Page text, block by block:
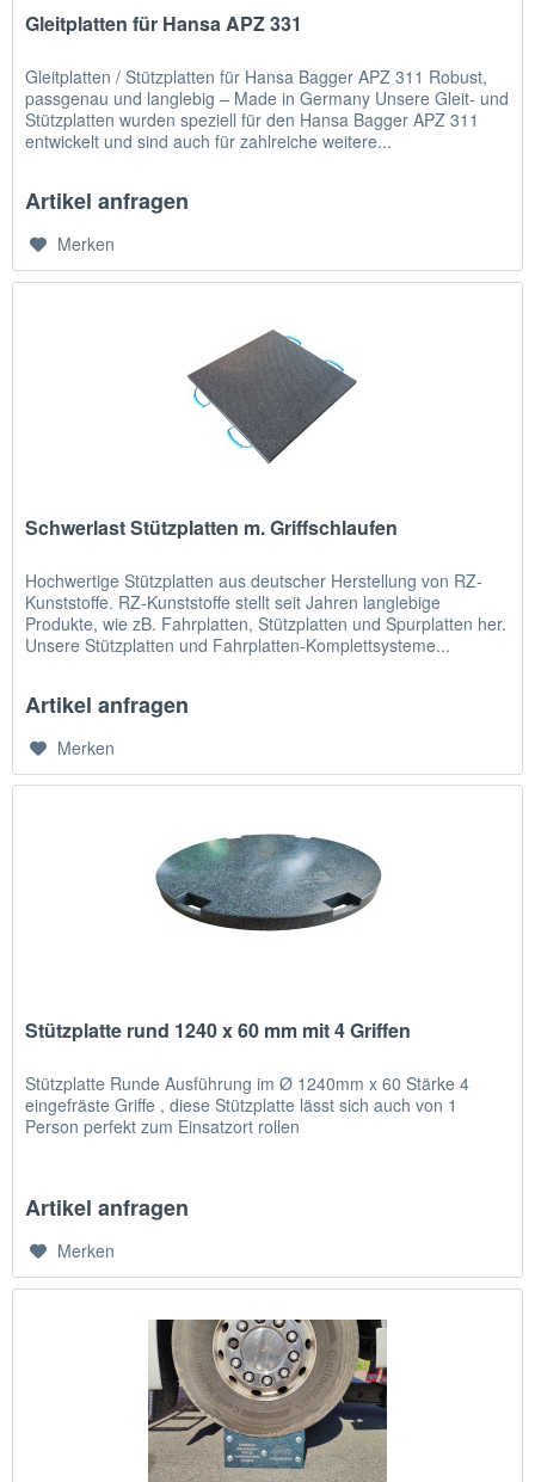
Gleitplatten für Hansa APZ 331
Gleitplatten / Stützplatten für Hansa Bagger APZ 311 Robust,
passgenau und langlebig – Made in Germany Unsere Gleit- und
Stützplatten wurden speziell für den Hansa Bagger APZ 311
entwickelt und sind auch für zahlreiche weitere...
Artikel anfragen
Merken
Schwerlast Stützplatten m. Griffschlaufen
Hochwertige Stützplatten aus deutscher Herstellung von RZ-
Kunststoffe. RZ-Kunststoffe stellt seit Jahren langlebige
Produkte, wie zB. Fahrplatten, Stützplatten und Spurplatten her.
Unsere Stützplatten und Fahrplatten-Komplettsysteme...
Artikel anfragen
Merken
Stützplatte rund 1240 x 60 mm mit 4 Griffen
Stützplatte Runde Ausführung im Ø 1240mm x 60 Stärke 4
eingefräste Griffe , diese Stützplatte lässt sich auch von 1
Person perfekt zum Einsatzort rollen
Artikel anfragen
Merken